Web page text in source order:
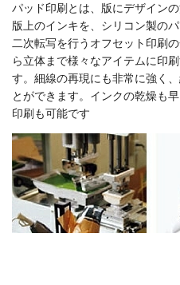
パッド印刷とは、版にデザイン
版上のインキを、シリコン製の
二次転写を行うオフセット印刷
ら立体まで様々なアイテムに印
す。細線の再現にも非常に強く
とができます。インクの乾燥も
印刷も可能です